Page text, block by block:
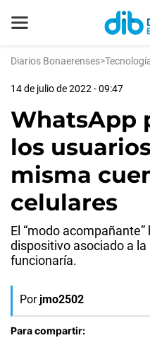
Diarios Bonaerenses>
14 de julio de 2022 - 09:47
WhatsApp
los
misma
celulares
El “modo
dispositivo asociado a
funcionaría.
Por jmo2502
Para compartir: